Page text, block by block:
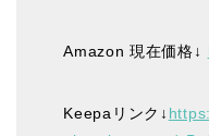
Amazon 現在価格↓
Keepaリンク↓